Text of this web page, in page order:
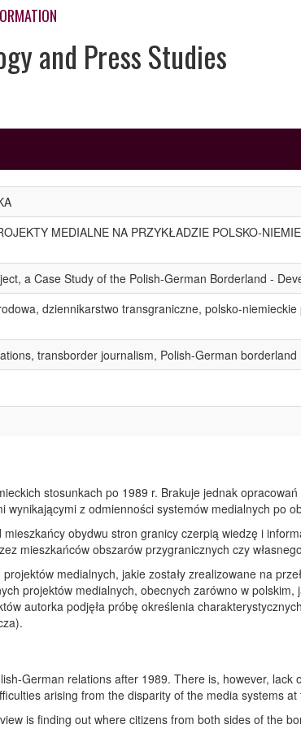
and Press Studies
MEDIALNE NA PRZYKŁADZIE POLSKO-
a Case Study of the Polish-German Borderland -
dziennikarstwo transgraniczne, polsko-
transborder journalism, Polish-German borderland
stosunkach po 1989 r. Brakuje jednak
z odmienności systemów medialnych po
obydwu stron granicy czerpią wiedzę i
mieszkańców obszarów przygranicznych czy
medialnych, jakie zostały zrealizowane na
projektów medialnych, obecnych zarówno w
autorka podjęła próbę określenia
German relations after 1989. There is, however,
arising from the disparity of the media systems
is finding out where citizens from both sides of the